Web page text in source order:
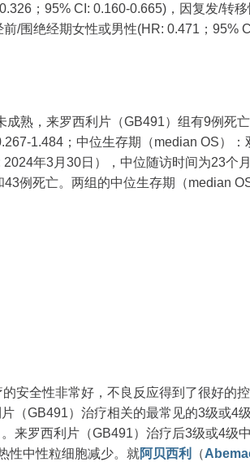
；95% CI: 0.160-0.665)，因复发/转
/围绝经期女性或男性(HR: 0.471；95%
成熟，来罗西利片（GB491）组有9例死
1.484；中位生存期（median OS）
年3月30日），中位随访时间为23个
例死亡。两组的中位生存期（median
安全性非常好，不良反应得到了很好的控
（GB491）治疗相关的最常见的3级或4
来罗西利片（GB491）治疗后3级或4级
性中性粒细胞减少。就阿贝西利 （